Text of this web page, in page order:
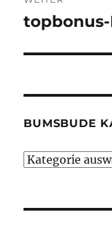
Nächster
BUMSBUDE
Bumsbude